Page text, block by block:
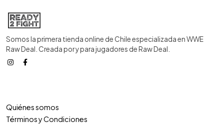
Somos la primera tienda online de Chile especializada en WWE
Raw Deal. Creada por y para jugadores de Raw Deal.
Quiénes somos
Términos y Condiciones